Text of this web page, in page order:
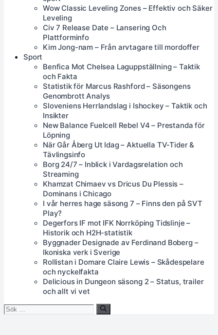
Wow Classic Leveling Zones – Effektiv och Säker
Leveling
Civ 7 Release Date – Lansering Och
Plattforminfo
Kim Jong-nam – Från arvtagare till mordoffer
Sport
Benfica Mot Chelsea Laguppställning – Taktik
och Fakta
Statistik för Marcus Rashford – Säsongens
Genombrott Analys
Sloveniens Herrlandslag i Ishockey – Taktik och
Insikter
New Balance Fuelcell Rebel V4 – Prestanda för
Löpning
När Går Åberg Ut Idag – Aktuella TV-Tider &
Tävlingsinfo
Borg 24/7 – Inblick i Vardagsrelation och
Streaming
Khamzat Chimaev vs Dricus Du Plessis –
Dominans i Chicago
I vår herres hage säsong 7 – Finns den på SVT
Play?
Degerfors IF mot IFK Norrköping Tidslinje –
Historik och H2H-statistik
Byggnader Designade av Ferdinand Boberg –
Ikoniska verk i Sverige
Rollistan i Domare Claire Lewis – Skådespelare
och nyckelfakta
Delicious in Dungeon säsong 2 – Status, trailer
och allt vi vet
Sök